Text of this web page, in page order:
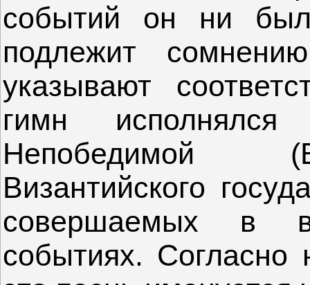
событий он ни
подлежит
указывают
гимн исполнялся
Непобедимой
Византийского
совершаемых в
событиях. Согласно